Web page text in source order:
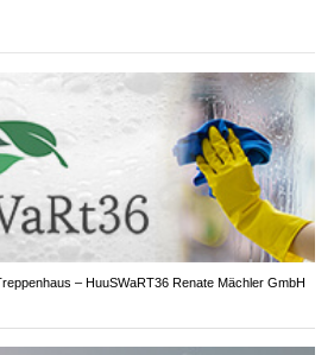
– HuuSWaRT36 Renate Mächler GmbH